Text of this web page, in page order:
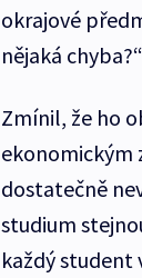
okrajové
nějaká chyba?“
Zmínil, že ho
ekonomickým
dostatečně
studium
každý student